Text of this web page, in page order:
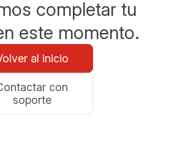
completar tu
este momento.
al inicio
con
soporte